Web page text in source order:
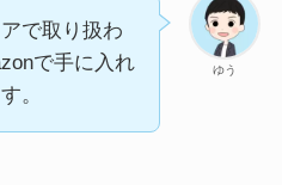
ゆう
で取り扱わ
で手に入れ
。